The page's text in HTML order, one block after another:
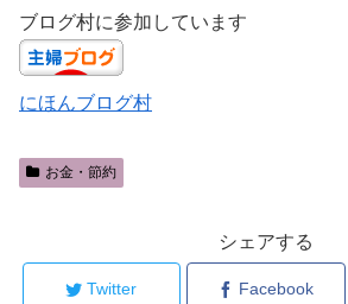
ブログ村に参加しています
にほんブログ村
お金・節約
シェアする
Twitter Facebook